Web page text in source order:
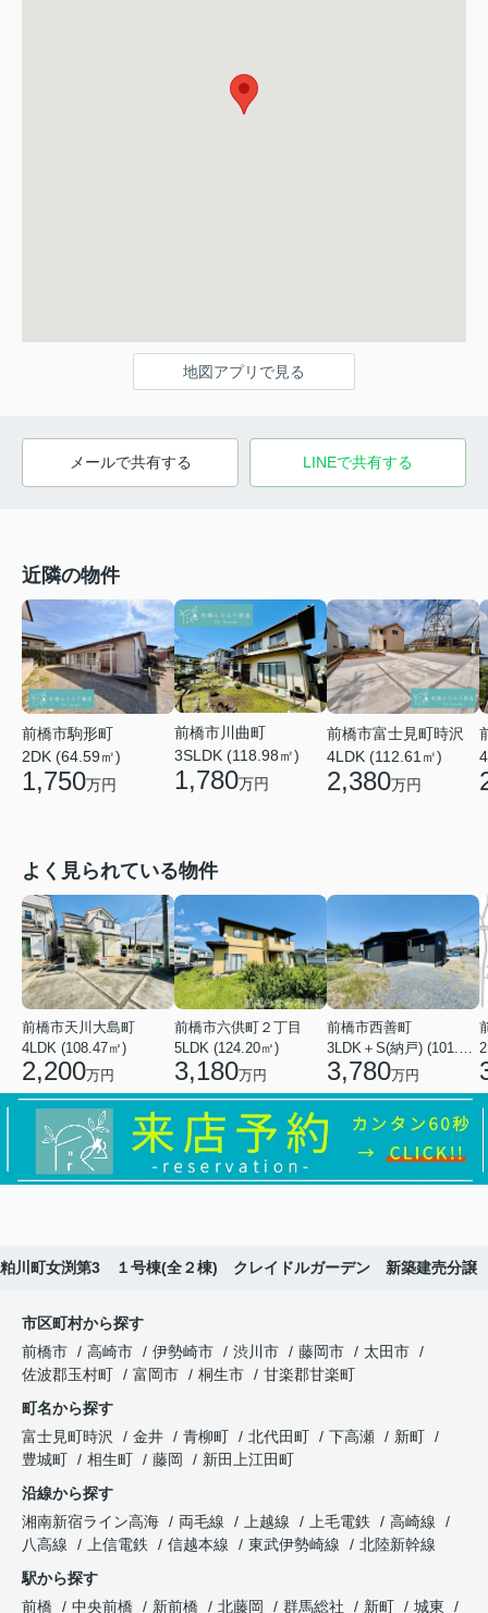
地図アプリで見る
メールで共有する LINEで共有する
近隣の物件
前橋市駒形町
2DK (64.59㎡)
1,750万円
前橋市川曲町
3SLDK (118.98㎡)
1,780万円
前橋市富士見町時沢
4LDK (112.61㎡)
2,380万円
よく見られている物件
前橋市天川大島町
4LDK (108.47㎡)
2,200万円
前橋市六供町２丁目
5LDK (124.20㎡)
3,180万円
前橋市西善町
3,780万円
粕川町女渕第3 １号棟(全２棟) クレイドルガーデン 新築建売分譲
市区町村から探す
前橋市
高崎市 伊勢崎市 渋川市 藤岡市
太田市
佐波郡玉村町
富岡市 桐生市
甘楽郡甘楽町
町名から探す
富士見町時沢
金井 青柳町 北代田町 下高瀬
新町
豊城町
相生町 藤岡
新田上江田町
沿線から探す
湘南新宿ライン高海
両毛線 上越線 上毛電鉄
高崎線
八高線
上信電鉄 信越本線 東武伊勢崎線
北陸新幹線
駅から探す
前橋
中央前橋 新前橋 北藤岡 群馬総社 新町
城東